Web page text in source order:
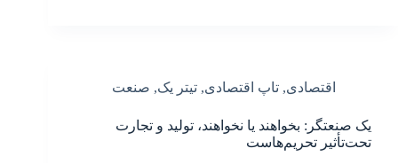
اقتصادی, تاپ اقتصادی, تیتر یک, صنعت
یک صنعتگر: بخواهند یا نخواهند، تولید و تجارت
تحت‌تأثیر تحریم‌هاست